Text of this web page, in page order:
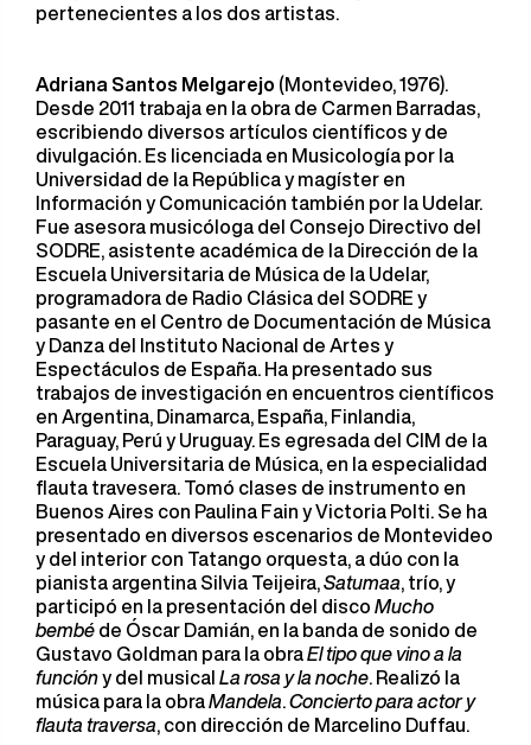
pertenecientes a los dos artistas.
Adriana Santos Melgarejo (Montevideo, 1976).
Desde 2011 trabaja en la obra de Carmen Barradas,
escribiendo diversos artículos científicos y de
divulgación. Es licenciada en Musicología por la
Universidad de la República y magíster en
Información y Comunicación también por la Udelar.
Fue asesora musicóloga del Consejo Directivo del
SODRE, asistente académica de la Dirección de la
Escuela Universitaria de Música de la Udelar,
programadora de Radio Clásica del SODRE y
pasante en el Centro de Documentación de Música
y Danza del Instituto Nacional de Artes y
Espectáculos de España. Ha presentado sus
trabajos de investigación en encuentros científicos
en Argentina, Dinamarca, España, Finlandia,
Paraguay, Perú y Uruguay. Es egresada del CIM de la
Escuela Universitaria de Música, en la especialidad
flauta travesera. Tomó clases de instrumento en
Buenos Aires con Paulina Fain y Victoria Polti. Se ha
presentado en diversos escenarios de Montevideo
y del interior con Tatango orquesta, a dúo con la
pianista argentina Silvia Teijeira, Satumaa , trío, y
participó en la presentación del disco Mucho
bembé de Óscar Damián, en la banda de sonido de
Gustavo Goldman para la obra El tipo que vino a la
funcióny del musical La rosa y la noche . Realizó la
música para la obra Mandela Concierto para actor y
flauta traversa , con dirección de Marcelino Duffau.